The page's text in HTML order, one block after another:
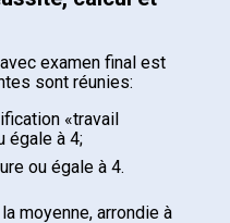
examen final est
sont réunies:
«travail
égale à 4;
ou égale à 4.
moyenne, arrondie à